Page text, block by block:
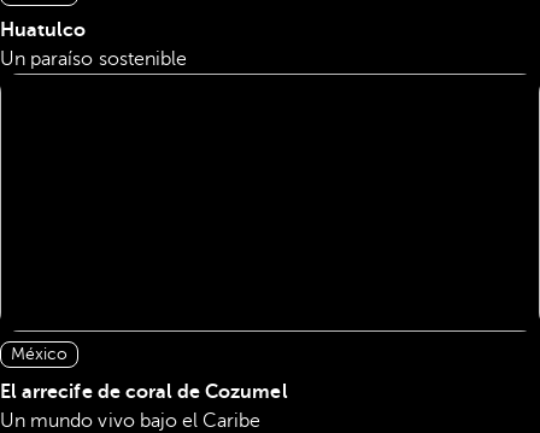
Huatulco
Un paraíso sostenible
México
El arrecife de coral de Cozumel
Un mundo vivo bajo el Caribe